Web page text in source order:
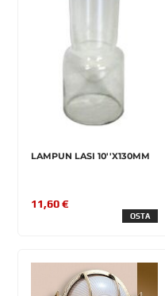
LAMPUN LASI 10''X130MM
11,60 €
OSTA